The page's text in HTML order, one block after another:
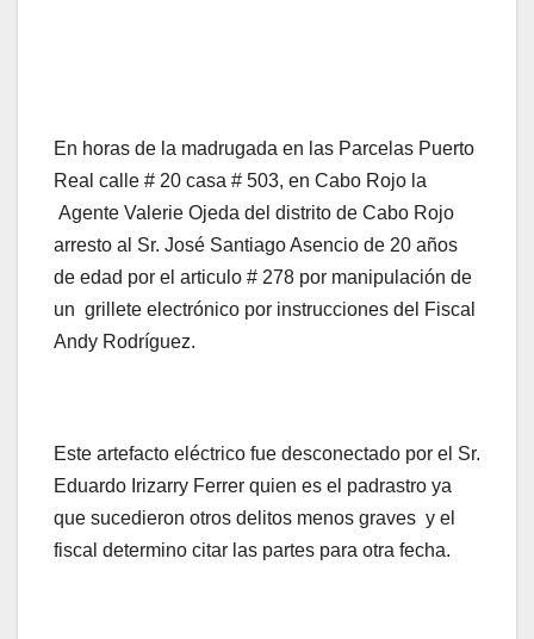
En horas de la madrugada en las Parcelas Puerto
Real calle # 20 casa # 503, en Cabo Rojo la
Agente Valerie Ojeda del distrito de Cabo Rojo
arresto al Sr. José Santiago Asencio de 20 años
de edad por el articulo # 278 por manipulación de
un grillete electrónico por instrucciones del Fiscal
Andy Rodríguez.
Este artefacto eléctrico fue desconectado por el Sr.
Eduardo Irizarry Ferrer quien es el padrastro ya
que sucedieron otros delitos menos graves y el
fiscal determino citar las partes para otra fecha.